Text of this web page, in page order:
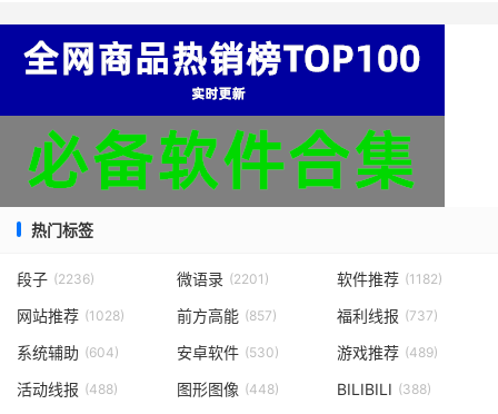
热门标签
段子 (2236) 微语录 (2201) 软件推荐 (1182)
网站推荐 (1028) 前方高能 (857) 福利线报 (737)
系统辅助 (604) 安卓软件 (530) 游戏推荐 (489)
活动线报 (488) 图形图像 (448) BILIBILI (388)